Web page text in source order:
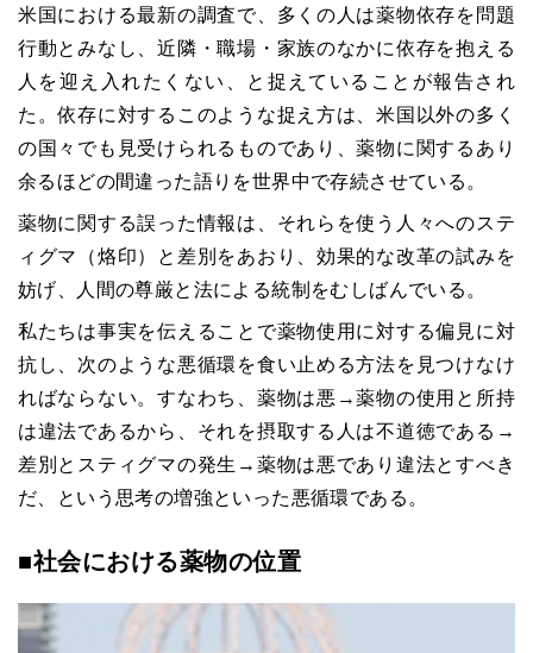
米国における最新の調査で、多くの人は薬物依存を問題
行動とみなし、近隣・職場・家族のなかに依存を抱える
人を迎え入れたくない、と捉えていることが報告され
た。依存に対するこのような捉え方は、米国以外の多く
の国々でも見受けられるものであり、薬物に関するあり
余るほどの間違った語りを世界中で存続させている。
薬物に関する誤った情報は、それらを使う人々へのステ
ィグマ（烙印）と差別をあおり、効果的な改革の試みを
妨げ、人間の尊厳と法による統制をむしばんでいる。
私たちは事実を伝えることで薬物使用に対する偏見に対
抗し、次のような悪循環を食い止める方法を見つけなけ
ればならない。すなわち、薬物は悪→薬物の使用と所持
は違法であるから、それを摂取する人は不道徳である→
差別とスティグマの発生→薬物は悪であり違法とすべき
だ、という思考の増強といった悪循環である。
■社会における薬物の位置